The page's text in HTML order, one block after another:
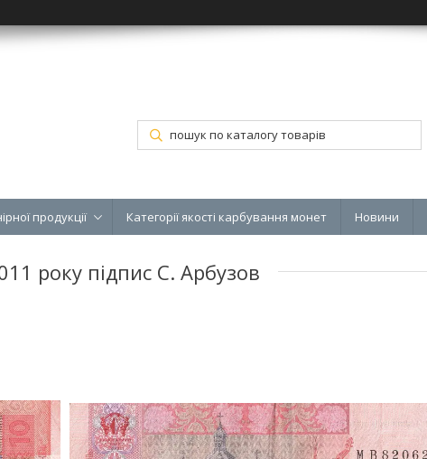
продукції Категорії якості карбування монет Новини
року підпис С. Арбузов